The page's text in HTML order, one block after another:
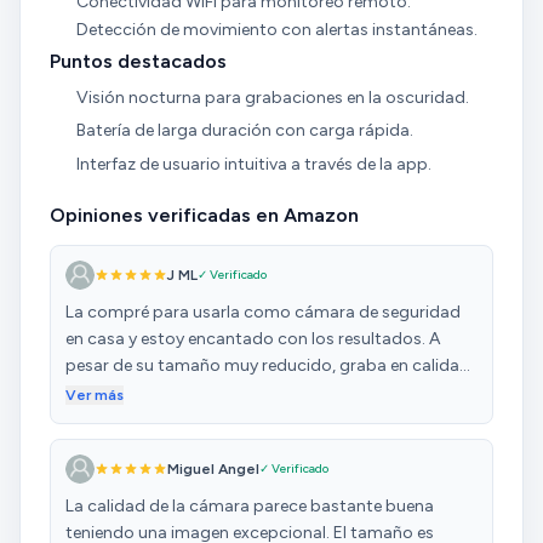
Detección de movimiento con alertas instantáneas.
Puntos destacados
Visión nocturna para grabaciones en la oscuridad.
Batería de larga duración con carga rápida.
Interfaz de usuario intuitiva a través de la app.
Opiniones verificadas en Amazon
J ML✓ Verificado
La compré para usarla como cámara de seguridad
en casa y estoy encantado con los resultados. A
pesar de su tamaño muy reducido, graba en calidad
4K y eso se nota: las imágenes son
zoom o revisas detalles importantes. La
conectividad WiFi facilita mucho la instalación y el
monitoreo desde el móvil: puedes ver lo que sucede
en tiempo real, recibir alertas por movimiento y
Ver más
Miguel Angel✓ Verificado
La calidad de la cámara parece bastante buena
teniendo una imagen excepcional. El tamaño es